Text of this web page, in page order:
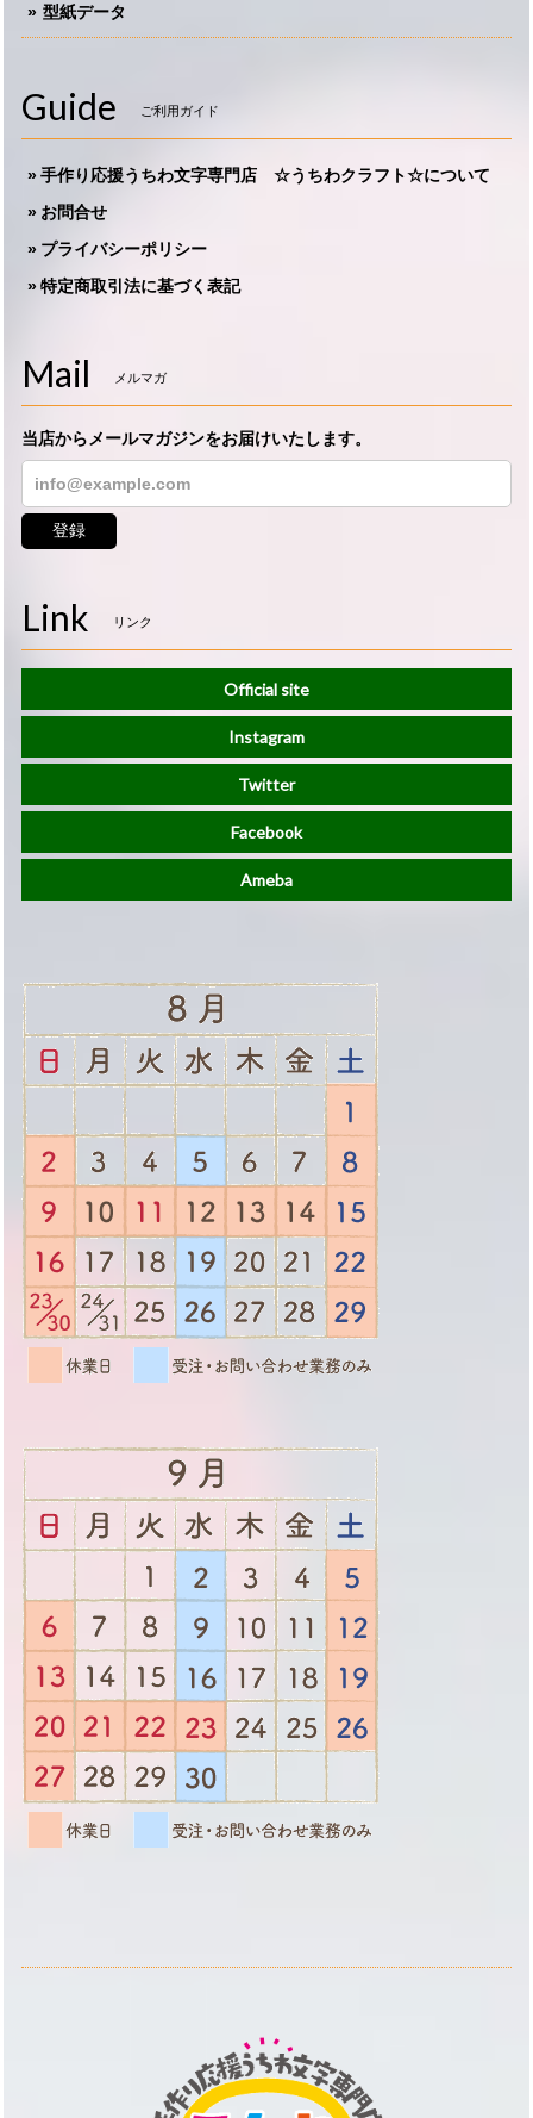
型紙データ
Guide ご利用ガイド
手作り応援うちわ文字専門店 ☆うちわクラフト☆について
お問合せ
プライバシーポリシー
特定商取引法に基づく表記
Mail メルマガ
当店からメールマガジンをお届けいたします。
登録
Link リンク
Official site
Instagram
Twitter
Facebook
Ameba